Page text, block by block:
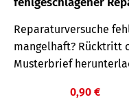
Reparaturversuche
mangelhaft? Rücktritt
Musterbrief
0,90 €